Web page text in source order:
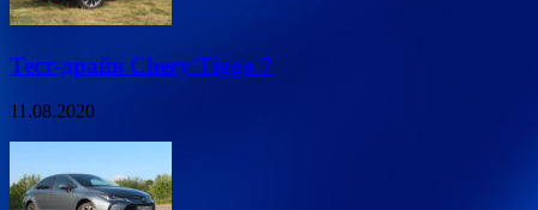
Тест-драйв Chery Tiggo 7
11.08.2020